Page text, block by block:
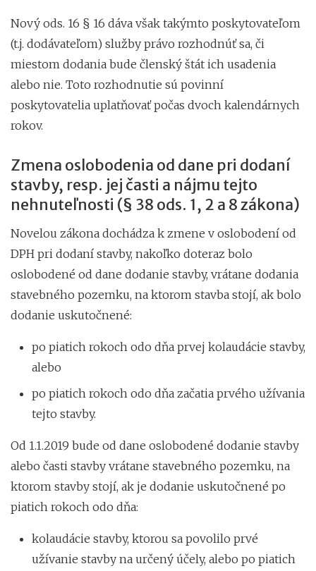
Nový ods. 16 § 16 dáva však takýmto poskytovateľom
(t.j. dodávateľom) služby právo rozhodnúť sa, či
miestom dodania bude členský štát ich usadenia
alebo nie. Toto rozhodnutie sú povinní
poskytovatelia uplatňovať počas dvoch kalendárnych
rokov.
Zmena oslobodenia od dane pri dodaní
stavby, resp. jej časti a nájmu tejto
nehnuteľnosti (§ 38 ods. 1, 2 a 8 zákona)
Novelou zákona dochádza k zmene v oslobodení od
DPH pri dodaní stavby, nakoľko doteraz bolo
oslobodené od dane dodanie stavby, vrátane dodania
stavebného pozemku, na ktorom stavba stojí, ak bolo
dodanie uskutočnené:
po piatich rokoch odo dňa prvej kolaudácie stavby,
alebo
po piatich rokoch odo dňa začatia prvého užívania
tejto stavby.
Od 1.1.2019 bude od dane oslobodené dodanie stavby
alebo časti stavby vrátane stavebného pozemku, na
ktorom stavby stojí, ak je dodanie uskutočnené po
piatich rokoch odo dňa:
kolaudácie stavby, ktorou sa povolilo prvé
užívanie stavby na určený účely, alebo po piatich